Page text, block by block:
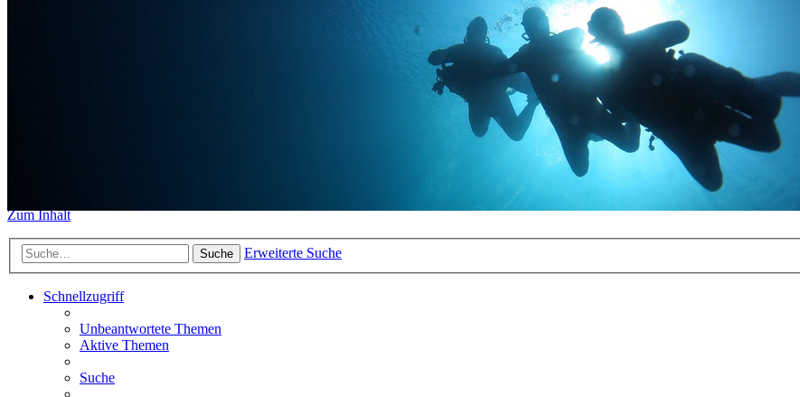
erreichbar.
Das alte Forum hier existiert nur aufgrund deralten Galerie
Zum Inhalt
Suche Erweiterte Suche
Schnellzugriff
Unbeantwortete Themen
Aktive Themen
Suche